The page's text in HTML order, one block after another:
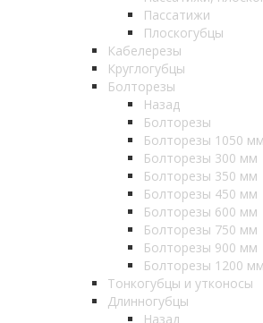
Пассатижи
Плоскогубцы
Кабелерезы
Круглогубцы
Болторезы
Назад
Болторезы
Болторезы 1050 мм
Болторезы 300 мм
Болторезы 350 мм
Болторезы 450 мм
Болторезы 600 мм
Болторезы 750 мм
Болторезы 900 мм
Болторезы 1200 мм
Тонкогубцы и утконосы
Длинногубцы
Назад